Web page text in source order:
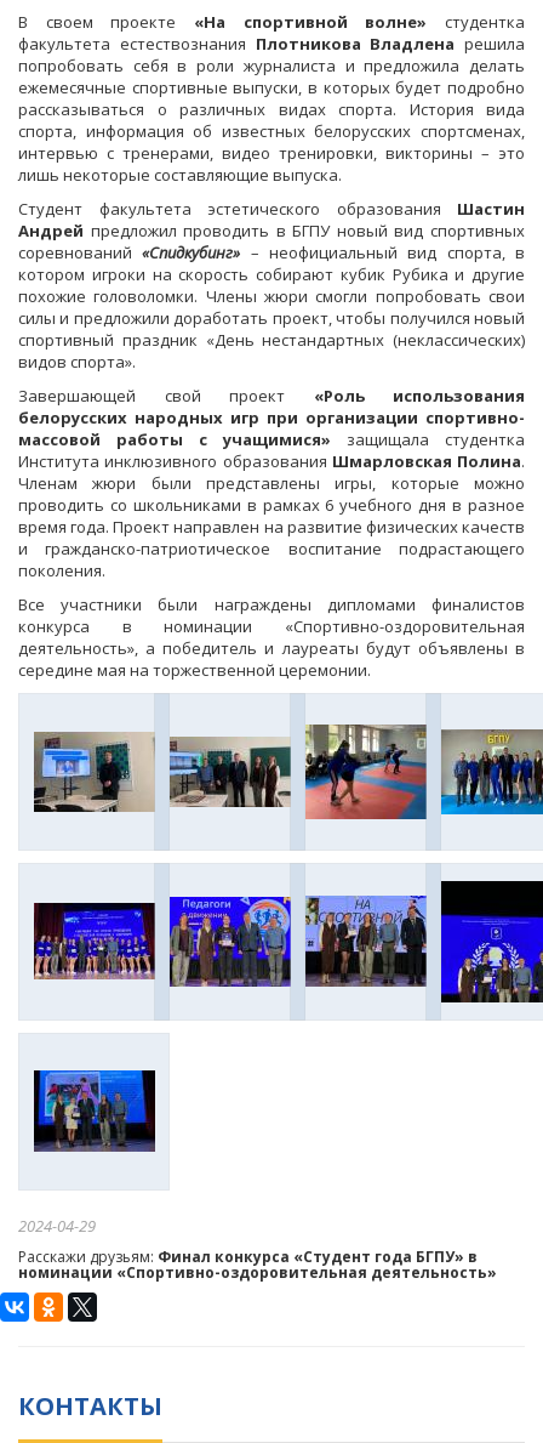
В своем проекте «На спортивной волне» студентка
факультета естествознания Плотникова Владлена решила
попробовать себя в роли журналиста и предложила делать
ежемесячные спортивные выпуски, в которых будет подробно
рассказываться о различных видах спорта. История вида
спорта, информация об известных белорусских спортсменах,
интервью с тренерами, видео тренировки, викторины – это
лишь некоторые составляющие выпуска.
Студент факультета эстетического образования Шастин
Андрей предложил проводить в БГПУ новый вид спортивных
соревнований«Спидкубинг» – неофициальный вид спорта, в
котором игроки на скорость собирают кубик Рубика и другие
похожие головоломки. Члены жюри смогли попробовать свои
силы и предложили доработать проект, чтобы получился новый
спортивный праздник «День нестандартных (неклассических)
видов спорта».
Завершающей свой проект «Роль использования
белорусских народных игр при организации спортивно-
массовой работы с учащимися» защищала студентка
Института инклюзивного образования Шмарловская Полина.
Членам жюри были представлены игры, которые можно
проводить со школьниками в рамках 6 учебного дня в разное
время года. Проект направлен на развитие физических качеств
и гражданско-патриотическое воспитание подрастающего
поколения.
Все участники были награждены дипломами финалистов
конкурса в номинации «Спортивно-оздоровительная
деятельность», а победитель и лауреаты будут объявлены в
середине мая на торжественной церемонии.
2024-04-29
Расскажи друзьям: Финал конкурса «Студент года БГПУ» в
номинации «Спортивно-оздоровительная деятельность»
КОНТАКТЫ